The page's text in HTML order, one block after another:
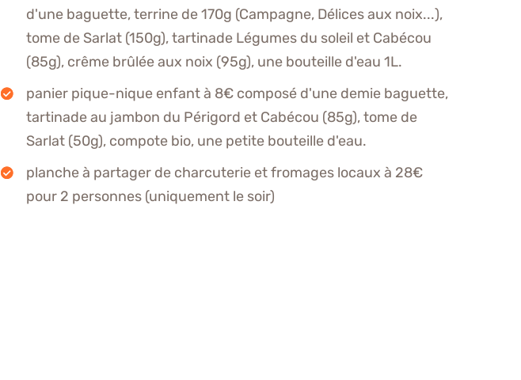
d'une baguette, terrine de 170g (Campagne, Délices aux noix...),
tome de Sarlat (150g), tartinade Légumes du soleil et Cabécou
(85g), crême brûlée aux noix (95g), une bouteille d'eau 1L.
panier pique-nique enfant à 8€ composé d'une demie baguette,
tartinade au jambon du Périgord et Cabécou (85g), tome de
Sarlat (50g), compote bio, une petite bouteille d'eau.
planche à partager de charcuterie et fromages locaux à 28€
pour 2 personnes (uniquement le soir)